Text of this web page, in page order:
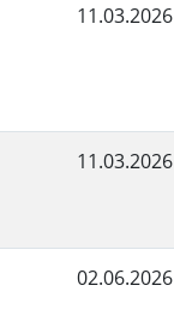
11.03.2026
11.03.2026
02.06.2026